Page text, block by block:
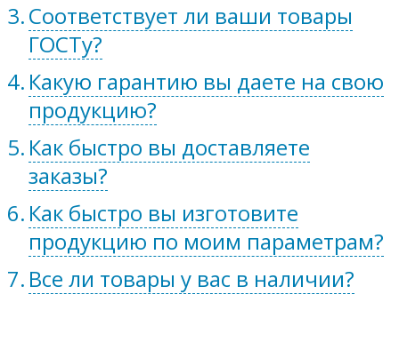
Соответствует ли ваши товары
ГОСТу?
Какую гарантию вы даете на свою
продукцию?
Как быстро вы доставляете
заказы?
Как быстро вы изготовите
продукцию по моим параметрам?
Все ли товары у вас в наличии?